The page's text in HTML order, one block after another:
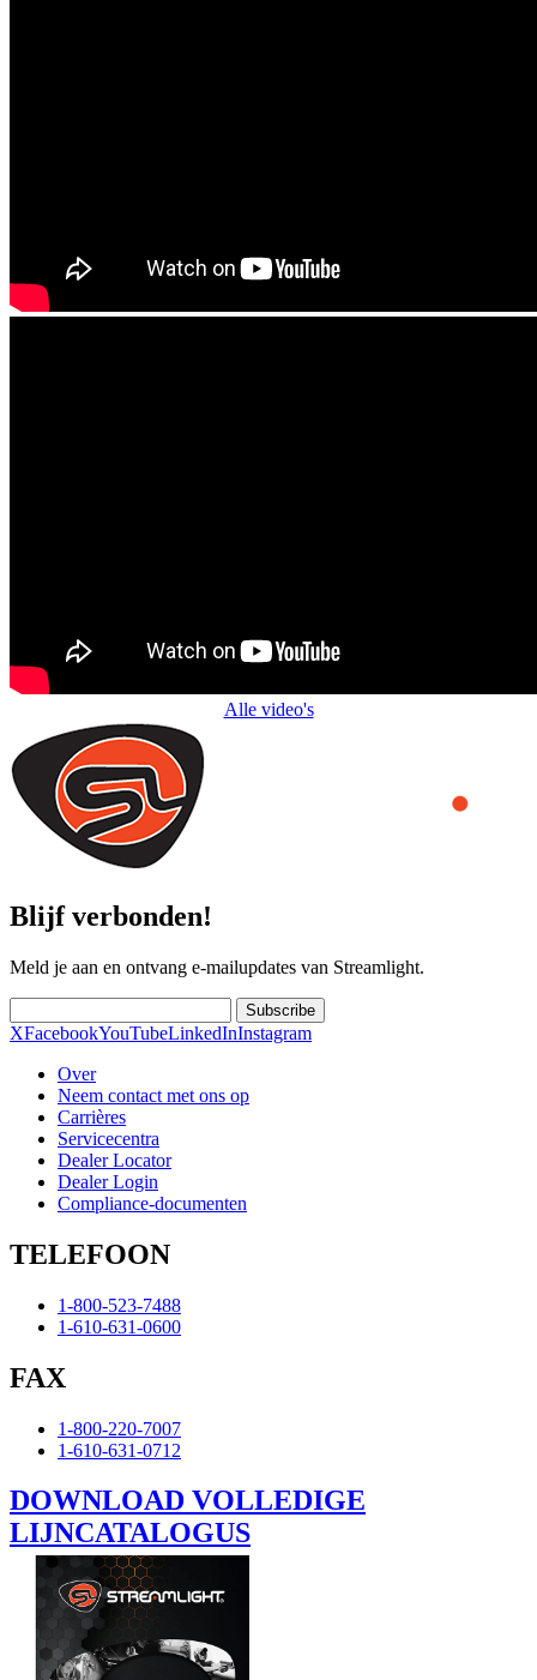
Alle video's
Blijf verbonden!
Meld je aan en ontvang e-mailupdates van Streamlight.
Subscribe
XFacebookYouTubeLinkedInInstagram
Over
Neem contact met ons op
Carrières
Servicecentra
Dealer Locator
Dealer Login
Compliance-documenten
TELEFOON
1-800-523-7488
1-610-631-0600
FAX
1-800-220-7007
1-610-631-0712
DOWNLOAD VOLLEDIGE
LIJNCATALOGUS